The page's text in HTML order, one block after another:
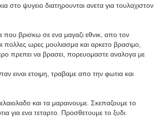
στο ψυγειο διατηρουνται ανετα για τουλαχιστον
βρισκω σε ενα μαγαζι εθνικ, απο τον
πολλες ωρες μουλιασμα και αρκετο βρασιμο,
πρεπει να βρασει, πορευομαστε αναλογα με
ειναι ετοιμη, τραβαμε απο την φωτια και
και τα μαραινουμε. Σκεπαζουμε το
για ενα τεταρτο. Προσθετουμε το ξυδι.